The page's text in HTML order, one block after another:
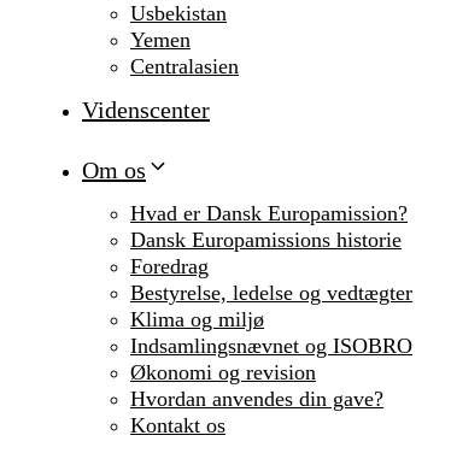
Usbekistan
Yemen
Centralasien
Videnscenter
Om os
Hvad er Dansk Europamission?
Dansk Europamissions historie
Foredrag
Bestyrelse, ledelse og vedtægter
Klima og miljø
Indsamlingsnævnet og ISOBRO
Økonomi og revision
Hvordan anvendes din gave?
Kontakt os